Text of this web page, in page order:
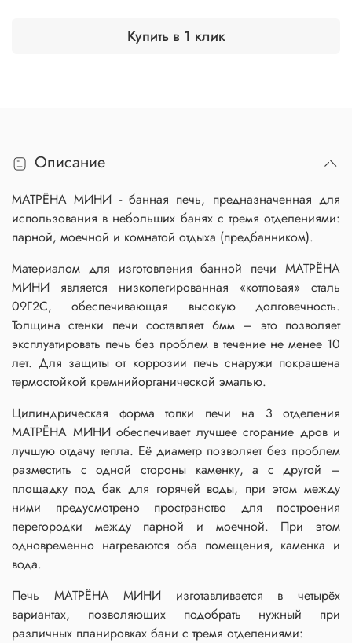
Купить в 1 клик
Описание
МАТРЁНА МИНИ - банная печь, предназначенная для
использования в небольших банях с тремя отделениями:
парной, моечной и комнатой отдыха (предбанником).
Материалом для изготовления банной печи МАТРЁНА
МИНИ является низколегированная «котловая» сталь
09Г2С, обеспечивающая высокую долговечность.
Толщина стенки печи составляет 6мм – это позволяет
эксплуатировать печь без проблем в течение не менее 10
лет. Для защиты от коррозии печь снаружи покрашена
термостойкой кремнийорганической эмалью.
Цилиндрическая форма топки печи на 3 отделения
МАТРЁНА МИНИ обеспечивает лучшее сгорание дров и
лучшую отдачу тепла. Её диаметр позволяет без проблем
разместить с одной стороны каменку, а с другой –
площадку под бак для горячей воды, при этом между
ними предусмотрено пространство для построения
перегородки между парной и моечной. При этом
одновременно нагреваются оба помещения, каменка и
вода.
Печь МАТРЁНА МИНИ изготавливается в четырёх
вариантах, позволяющих подобрать нужный при
различных планировках бани с тремя отделениями: